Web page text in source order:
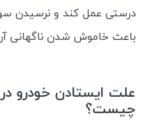
درستی عمل کند و نرسیدن
باعث خاموش‌ شدن ناگهانی
علت ایستادن خودرو
چیست؟